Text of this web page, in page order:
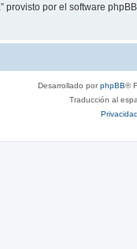
por el software
Desarrollado porphpBB®
Traducción al
Privacidad